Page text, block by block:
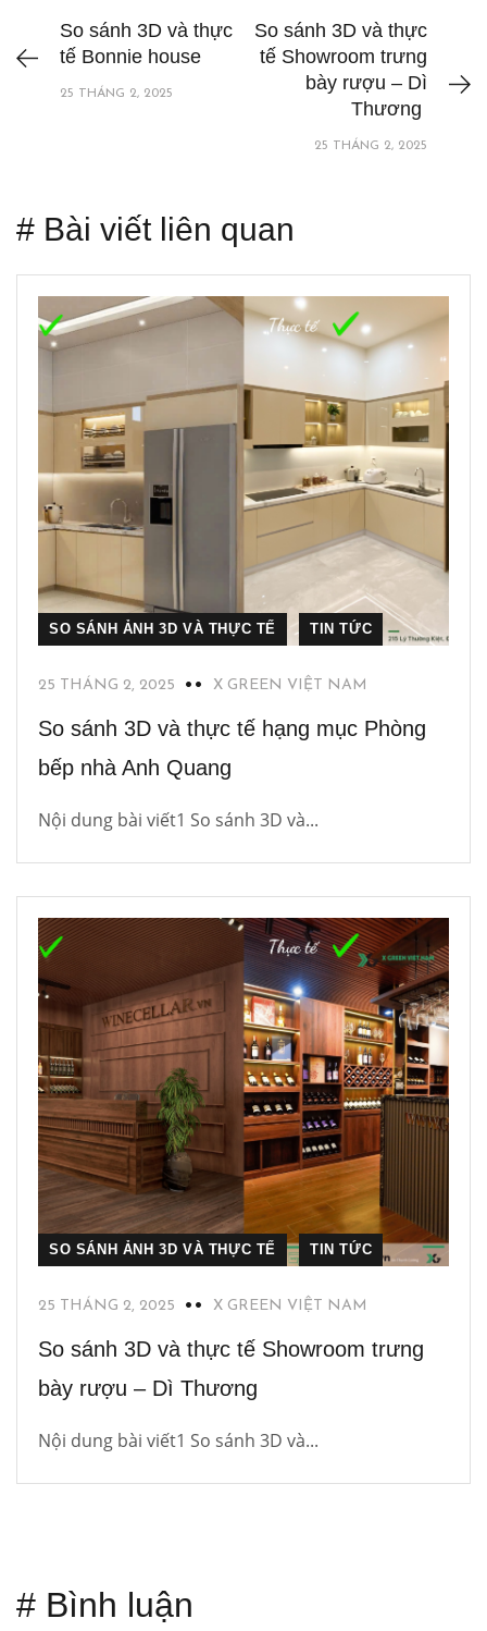
So sánh 3D và thực
tế Bonnie house
25 THÁNG 2, 2025
So sánh 3D và thực
tế Showroom trưng
bày rượu – Dì
Thương
25 THÁNG 2, 2025
# Bài viết liên quan
SO SÁNH ẢNH 3D VÀ THỰC TẾ TIN TỨC
25 THÁNG 2, 2025 X GREEN VIỆT NAM
So sánh 3D và thực tế hạng mục Phòng
bếp nhà Anh Quang
Nội dung bài viết1 So sánh 3D và...
SO SÁNH ẢNH 3D VÀ THỰC TẾ TIN TỨC
25 THÁNG 2, 2025 X GREEN VIỆT NAM
So sánh 3D và thực tế Showroom trưng
bày rượu – Dì Thương
Nội dung bài viết1 So sánh 3D và...
# Bình luận